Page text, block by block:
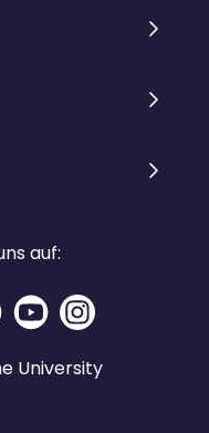
auf:
University